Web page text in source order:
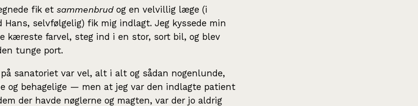
fik et sammenbrudog en velvillig læge (i
Hans, selvfølgelig) fik mig indlagt. Jeg kyssede min
kæreste farvel, steg ind i en stor, sort bil, og blev
tunge port.
sanatoriet var vel, alt i alt og sådan nogenlunde,
og behagelige — men at jeg var den indlagte patient
der havde nøglerne og magten, var der jo aldrig